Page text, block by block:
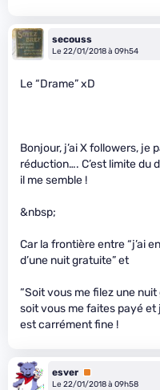
secouss
Le 22/01/2018 à 09h54
Le “Drame” xD
Bonjour, j’ai X followers, je
réduction…. C’est limite du
il me semble !
&nbsp;
Car la frontière entre “j’ai
d’une nuit gratuite” et
“Soit vous me filez une
soit vous me faites payé et
est carrément fine !
esver Premium
Le 22/01/2018 à 09h58